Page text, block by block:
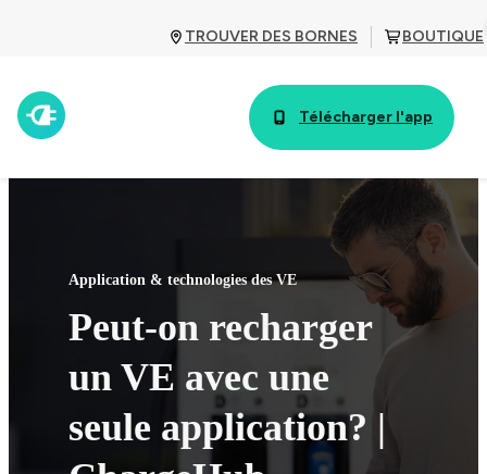
TROUVER DES BORNES BOUTIQUE
Télécharger l'app
Application & technologies des VE
Peut-on recharger
un VE avec une
seule application? |